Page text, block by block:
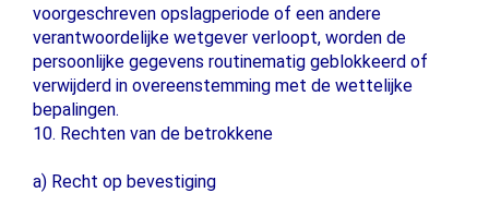
voorgeschreven opslagperiode of een andere
verantwoordelijke wetgever verloopt, worden de
persoonlijke gegevens routinematig geblokkeerd of
verwijderd in overeenstemming met de wettelijke
bepalingen.
10. Rechten van de betrokkene
a) Recht op bevestiging